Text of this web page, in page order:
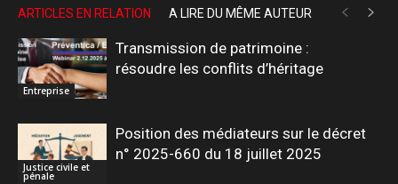
ARTICLES EN RELATION A LIRE DU MÊME AUTEUR
Entreprise
Transmission de patrimoine :
résoudre les conflits d’héritage
Justice civile et
pénale
Position des médiateurs sur le décret
n° 2025-660 du 18 juillet 2025